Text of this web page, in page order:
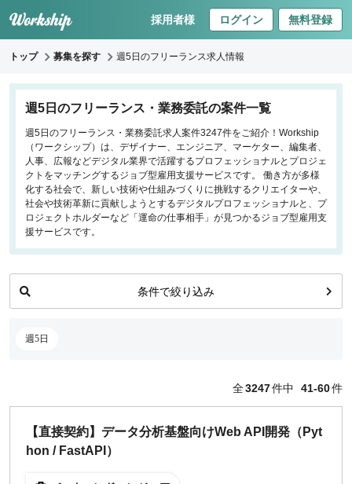
採用者様 ログイン 無料登録
トップ 募集を探す 週5日のフリーランス求人情報
週5日のフリーランス・業務委託の案件一覧
週5日のフリーランス・業務委託求人案件3247件をご紹介！Workship
（ワークシップ）は、デザイナー、エンジニア、マーケター、編集者、
人事、広報などデジタル業界で活躍するプロフェッショナルとプロジェ
クトをマッチングするジョブ型雇用支援サービスです。 働き方が多様
化する社会で、新しい技術や仕組みづくりに挑戦するクリエイターや、
社会や技術革新に貢献しようとするデジタルプロフェッショナルと、プ
ロジェクトホルダーなど「運命の仕事相手」が見つかるジョブ型雇用支
援サービスです。
条件で絞り込み
週5日
キーワードで探す
職種
フロントエンドエンジニア
バックエンドエンジニア
インフラエンジニア
iOS/Androidアプリエンジニア
データサイエンティスト
出社のみ
特徴
全3247件中 41-60件
【直接契約】データ分析基盤向けWeb API開発（Pyt
hon / FastAPI）